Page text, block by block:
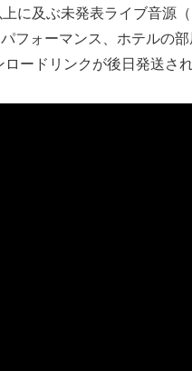
に及ぶ未発表ライブ音源
フォーマンス、ホテルの
ードリンクが後日発送さ